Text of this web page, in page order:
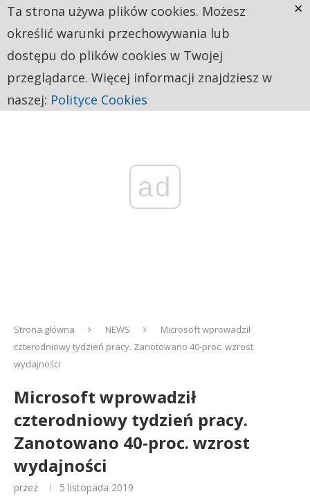
ad
Strona główna NEWS
Microsoft wprowadził
czterodniowy tydzień pracy. Zanotowano 40-proc. wzrost
wydajności
Microsoft wprowadził
czterodniowy tydzień pracy.
Zanotowano 40-proc. wzrost
wydajności
przez 5 listopada 2019
Ta strona używa plików cookies. Możesz
określić warunki przechowywania lub
dostępu do plików cookies w Twojej
przeglądarce. Więcej informacji znajdziesz w
naszej: Polityce Cookies
×